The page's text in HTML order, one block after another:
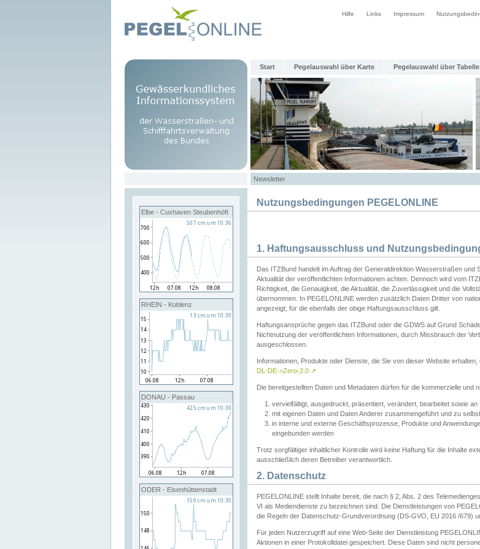
Hilfe Links Impressum
Start Pegelauswahl über Karte Pegelauswahl über Tabelle
Newsletter
Elbe - Cuxhaven Steubenhöft
RHEIN - Koblenz
DONAU - Passau
ODER - Eisenhüttenstadt
Nutzungsbedingungen PEGELONLINE
1. Haftungsausschluss und
Das ITZBund handelt im Auftrag der Generaldirektion Wasserstraßen und
Aktualität der veröffentlichten Informationen achten. Dennoch wird vom
Richtigkeit, die Genauigkeit, die Aktualität, die Zuverlässigkeit und die
übernommen. In PEGELONLINE werden zusätzlich Daten Dritter von
angezeigt, für die ebenfalls der obige Haftungsausschluss gilt.
Haftungsansprüche gegen das ITZBund oder die GDWS auf Grund
Nichtnutzung der veröffentlichten Informationen, durch Missbrauch der
ausgeschlossen.
Informationen, Produkte oder Dienste, die Sie von dieser Website
DL-DE->Zero-2.0 ↗
Die bereitgestellten Daten und Metadaten dürfen für die kommerzielle und
vervielfältigt, ausgedruckt, präsentiert, verändert, bearbeitet sowie an
mit eigenen Daten und Daten Anderer zusammengeführt und zu
in interne und externe Geschäftsprozesse, Produkte und
eingebunden werden
Trotz sorgfältiger inhaltlicher Kontrolle wird keine Haftung für die Inhalte
ausschließlich deren Betreiber verantwortlich.
2. Datenschutz
PEGELONLINE stellt Inhalte bereit, die nach § 2, Abs. 2 des
VI als Mediendienste zu bezeichnen sind. Die Dienstleistungen von
die Regeln der Datenschutz-Grundverordnung (DS-GVO, EU 2016 /679)
Für jeden Nutzerzugriff auf eine Web-Seite der Dienstleistung
Aktionen in einer Protokolldatei gespeichert. Diese Daten sind nicht